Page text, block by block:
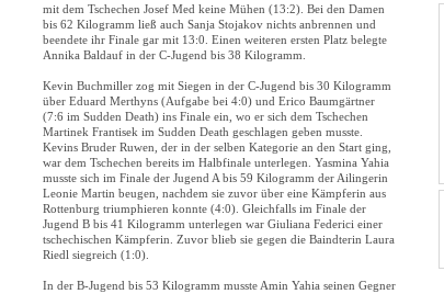
mit dem Tschechen Josef Med keine Mühen (13:2). Bei den Damen
bis 62 Kilogramm ließ auch Sanja Stojakov nichts anbrennen und
beendete ihr Finale gar mit 13:0. Einen weiteren ersten Platz belegte
Annika Baldauf in der C-Jugend bis 38 Kilogramm.
Kevin Buchmiller zog mit Siegen in der C-Jugend bis 30 Kilogramm
über Eduard Merthyns (Aufgabe bei 4:0) und Erico Baumgärtner
(7:6 im Sudden Death) ins Finale ein, wo er sich dem Tschechen
Martinek Frantisek im Sudden Death geschlagen geben musste.
Kevins Bruder Ruwen, der in der selben Kategorie an den Start ging,
war dem Tschechen bereits im Halbfinale unterlegen. Yasmina Yahia
musste sich im Finale der Jugend A bis 59 Kilogramm der Ailingerin
Leonie Martin beugen, nachdem sie zuvor über eine Kämpferin aus
Rottenburg triumphieren konnte (4:0). Gleichfalls im Finale der
Jugend B bis 41 Kilogramm unterlegen war Giuliana Federici einer
tschechischen Kämpferin. Zuvor blieb sie gegen die Baindterin Laura
Riedl siegreich (1:0).
In der B-Jugend bis 53 Kilogramm musste Amin Yahia seinen Gegner